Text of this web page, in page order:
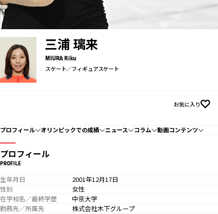
写真：エンリコ/アフロスポーツ
三浦 璃来
MIURA Riku
スケート／フィギュアスケート
お気に入り
プロフィール オリンピックでの成績 ニュース コラム 動画コンテンツ
プロフィール
PROFILE
生年月日
2001年12月17日
性別
女性
在学校名／最終学歴
中京大学
勤務先／所属先
株式会社木下グループ